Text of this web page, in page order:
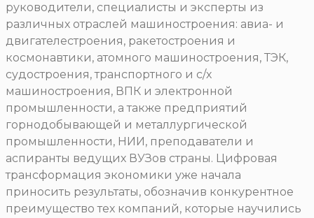
руководители, специалисты и эксперты из
различных отраслей машиностроения: авиа- и
двигателестроения, ракетостроения и
космонавтики, атомного машиностроения, ТЭК,
судостроения, транспортного и с/х
машиностроения, ВПК и электронной
промышленности, а также предприятий
горнодобывающей и металлургической
промышленности, НИИ, преподаватели и
аспиранты ведущих ВУЗов страны. Цифровая
трансформация экономики уже начала
приносить результаты, обозначив конкурентное
преимущество тех компаний, которые научились